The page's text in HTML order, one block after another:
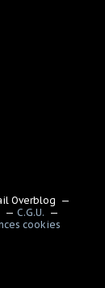
Overblog
C.G.U.
cookies